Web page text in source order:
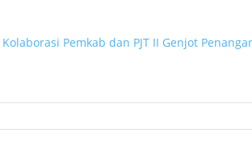
Kolaborasi Pemkab dan PJT II Genjot